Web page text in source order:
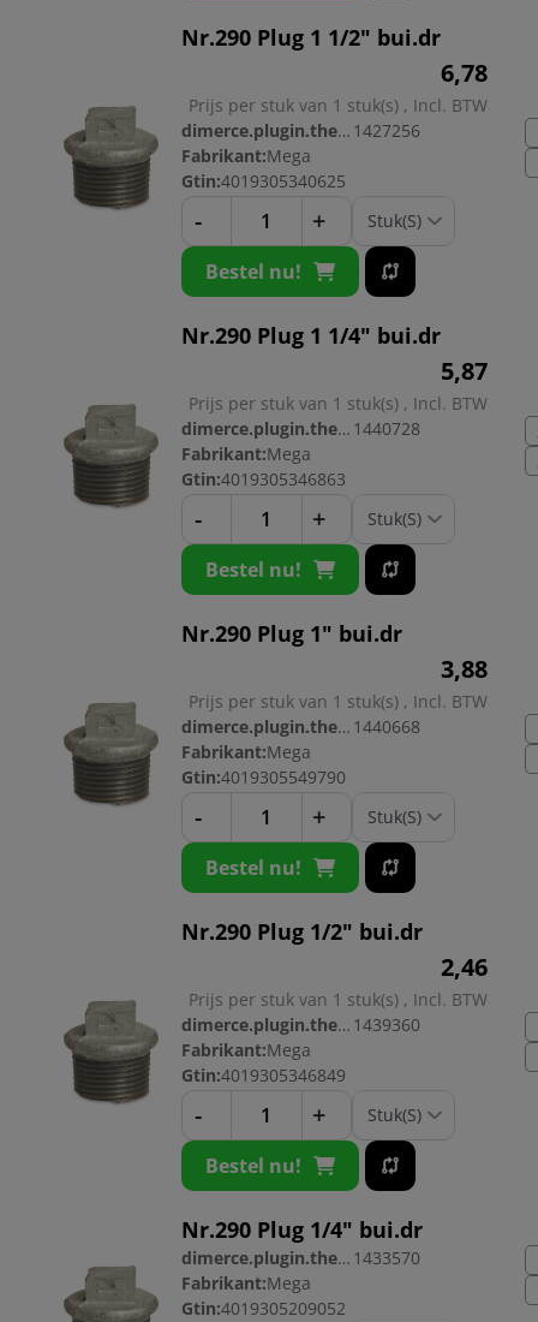
Nr.290 Plug 1 1/2" bui.dr
6,78
Prijs per stuk van 1 stuk(s) , Incl. BTW
dimerce.plugin.theme.productnr: 1427256
Fabrikant:Mega
Gtin:4019305340625
- +
Bestel nu!
Nr.290 Plug 1 1/4" bui.dr
5,87
Prijs per stuk van 1 stuk(s) , Incl. BTW
dimerce.plugin.theme.productnr: 1440728
Fabrikant:Mega
Gtin:4019305346863
- +
Bestel nu!
Nr.290 Plug 1" bui.dr
3,88
Prijs per stuk van 1 stuk(s) , Incl. BTW
dimerce.plugin.theme.productnr: 1440668
Fabrikant:Mega
Gtin:4019305549790
- +
Bestel nu!
Nr.290 Plug 1/2" bui.dr
2,46
Prijs per stuk van 1 stuk(s) , Incl. BTW
dimerce.plugin.theme.productnr: 1439360
Fabrikant:Mega
Gtin:4019305346849
- +
Bestel nu!
Nr.290 Plug 1/4" bui.dr
dimerce.plugin.theme.productnr: 1433570
Fabrikant:Mega
Gtin:4019305209052